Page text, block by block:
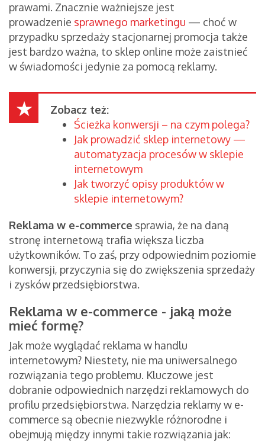
prawami. Znacznie ważniejsze jest
prowadzenie sprawnego marketingu — choć w
przypadku sprzedaży stacjonarnej promocja także
jest bardzo ważna, to sklep online może zaistnieć
w świadomości jedynie za pomocą reklamy.
Zobacz też:
Ścieżka konwersji – na czym polega?
Jak prowadzić sklep internetowy —
automatyzacja procesów w sklepie
internetowym
Jak tworzyć opisy produktów w
sklepie internetowym?
Reklama w e-commerce sprawia, że na daną
stronę internetową trafia większa liczba
użytkowników. To zaś, przy odpowiednim poziomie
konwersji, przyczynia się do zwiększenia sprzedaży
i zysków przedsiębiorstwa.
Reklama w e-commerce - jaką może
mieć formę?
Jak może wyglądać reklama w handlu
internetowym? Niestety, nie ma uniwersalnego
rozwiązania tego problemu. Kluczowe jest
dobranie odpowiednich narzędzi reklamowych do
profilu przedsiębiorstwa. Narzędzia reklamy w e-
commerce są obecnie niezwykle różnorodne i
obejmują między innymi takie rozwiązania jak: